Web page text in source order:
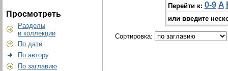
Просмотреть
Разделы
и коллекции
По дате
По автору
По заглавию
Перейти к: 0-9 A
или введите
Сортировка: